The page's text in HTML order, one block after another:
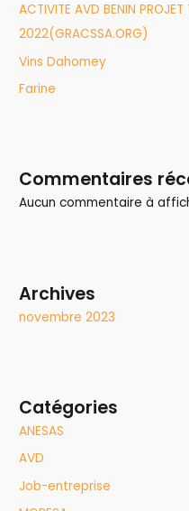
ACTIVITE AVD BENIN PROJET
2022(GRACSSA.ORG)
Vins Dahomey
Farine
Commentaires
Aucun commentaire à
Archives
novembre 2023
Catégories
ANESAS
AVD
Job-entreprise